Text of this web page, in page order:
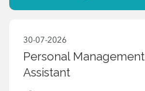
30-07-2026
Personal Management
Assistant